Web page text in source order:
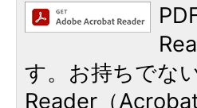
す。お持ちでな
Reader（